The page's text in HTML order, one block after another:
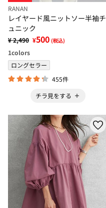
RANAN
レイヤード風ニットソー半袖チ
ュニック
¥ 2,490 ¥500 (税込)
1colors
ロングセラー
455件
チラ見をする